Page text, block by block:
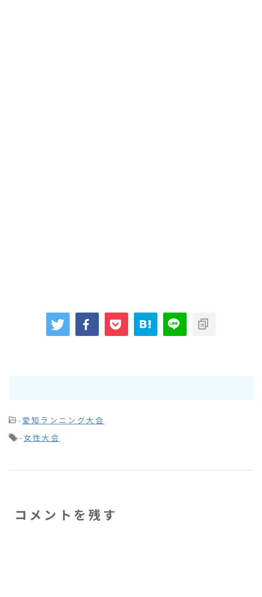
- 愛知ランニング大会
- 女性大会
コメントを残す